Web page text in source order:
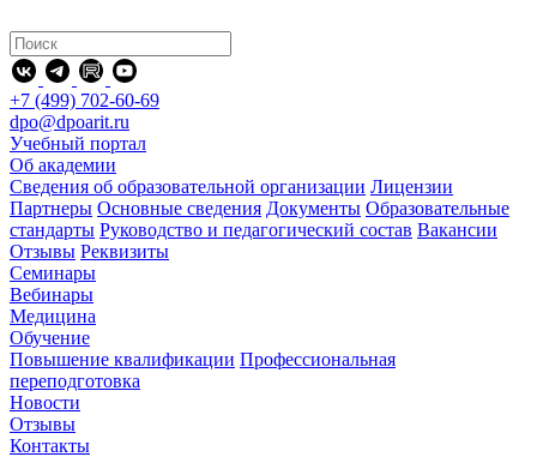
+7 (499) 702-60-69
dpo@dpoarit.ru
Учебный портал
Об академии
Сведения об образовательной организации Лицензии
Партнеры Основные сведения Документы Образовательные
стандарты Руководство и педагогический состав Вакансии
Отзывы Реквизиты
Семинары
Вебинары
Медицина
Обучение
Повышение квалификации Профессиональная
переподготовка
Новости
Отзывы
Контакты